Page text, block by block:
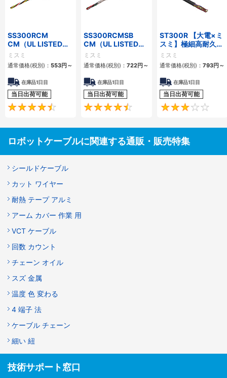
SS300RCM
CM（UL LISTED規
格・NEPA対応） 小
径
ミスミ
通常価格(税別)： 553円 ～
在庫品1日目
当日出荷可能
4.7
SS300RCMSB
CM（UL LISTED規
格・NEPA対応） 小
径 シールド付
ミスミ
通常価格(税別)： 722円 ～
在庫品1日目
当日出荷可能
4.5
ST300R 【大電×ミ
スミ】極細高耐久ロ
ボットケーブル（シ
ールド無・有）
ミスミ
通常価格(税別)： 793円 ～
在庫品1日目
当日出荷可能
ロボットケーブルに関連する通販・販売特集
シールドケーブル
カット ワイヤー
耐熱 テープ アルミ
アーム カバー 作業 用
VCT ケーブル
回数 カウント
チェーン オイル
スズ 金属
温度 色 変わる
4 端子 法
ケーブル チェーン
細い 紐
技術サポート窓口